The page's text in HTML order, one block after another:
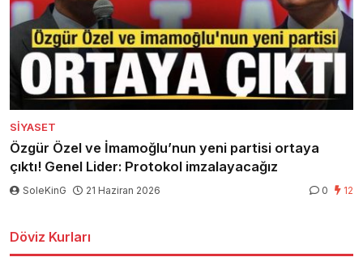
SIYASET
Özgür Özel ve İmamoğlu’nun yeni partisi ortaya
çıktı! Genel Lider: Protokol imzalayacağız
SoleKinG 21 Haziran 2026 0 12
Döviz Kurları